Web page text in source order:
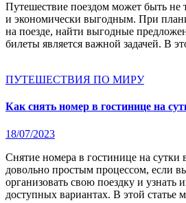
Путешествие поездом может быть не только комфортным, но
и экономически выгодным. При
на поезде, найти выгодные
билеты является важной задачей. В
ПУТЕШЕСТВИЯ ПО МИРУ
Как снять номер в гостинице на
18/07/2023
Снятие номера в гостинице на сутки воронеж может быть
довольно простым процессом, если
организовать свою поездку и
доступных вариантах. В этой